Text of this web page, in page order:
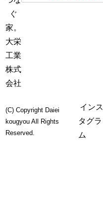
(C) Copyright Daiei
kougyou All Rights
Reserved.
インス
タグラ
ム